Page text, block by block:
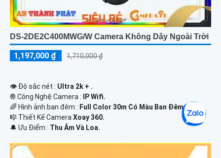
DS-2DE2C400MWG/W Camera Không Dây Ngoài Trời
1,197,000 ₫ 1,710,000 ₫
👁 Độ sắc nét : Ultra 2k + .
®️ Công Nghệ Camera :
IP Wifi.
🌈 Hình ảnh ban đêm : Full Color 30m Có Màu Ban Ðêm.
🎼️ Thiết Kế Camera Xoay 360.
️🔔 Ưu Điểm : Thu Âm Và Loa.